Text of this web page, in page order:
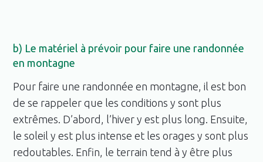
b) Le matériel à prévoir pour faire une randonnée
en montagne
Pour faire une randonnée en montagne, il est bon
de se rappeler que les conditions y sont plus
extrêmes. D’abord, l’hiver y est plus long. Ensuite,
le soleil y est plus intense et les orages y sont plus
redoutables. Enfin, le terrain tend à y être plus